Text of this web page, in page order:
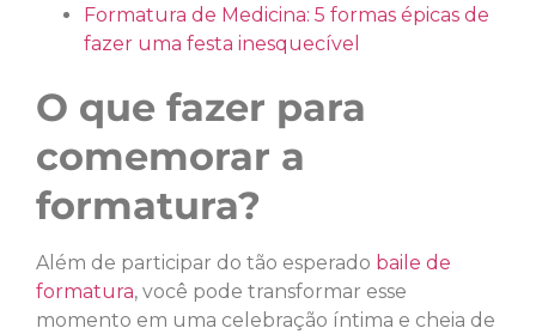
Formatura de Medicina: 5 formas épicas de
fazer uma festa inesquecível
O que fazer para
comemorar a
formatura?
Além de participar do tão esperado baile de
formatura, você pode transformar esse
momento em uma celebração íntima e cheia de